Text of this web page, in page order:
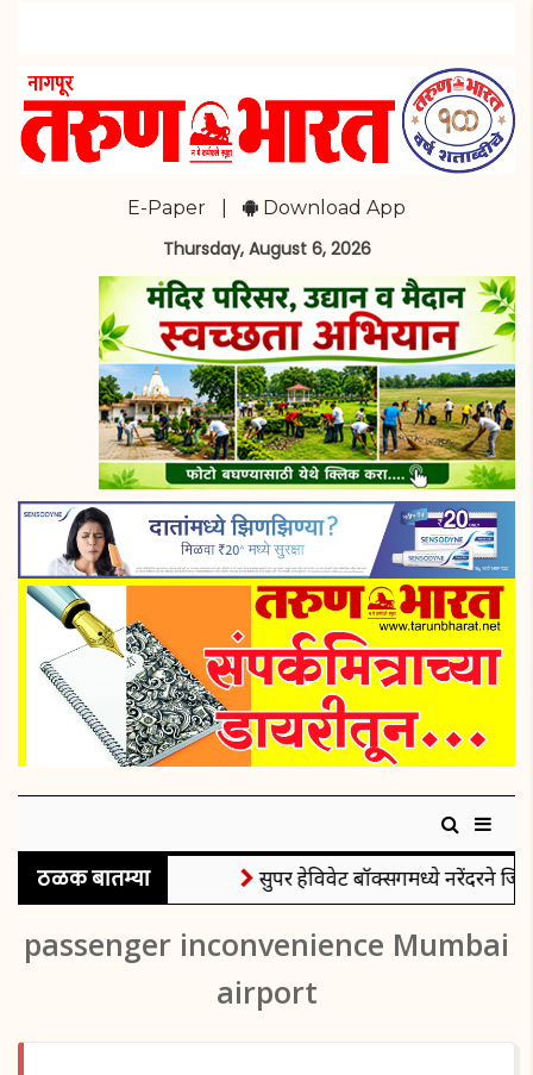
E-Paper Download App
Thursday, August 6, 2026
ठळक बातम्या सुपर हेविवेट बॉक्सिंगमध्ये नरेंदरने
passenger inconvenience Mumbai
airport